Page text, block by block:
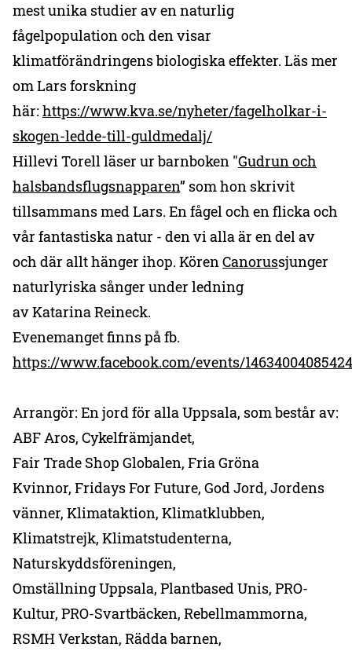
mest unika studier av en naturlig
fågelpopulation och den visar
klimatförändringens biologiska effekter. Läs mer
om Lars forskning
här: https://www.kva.se/nyheter/fagelholkar-i-
skogen-ledde-till-guldmedalj/
Hillevi Torell läser ur barnboken "Gudrun och
halsbandsflugsnapparen” som hon skrivit
tillsammans med Lars. En fågel och en flicka och
vår fantastiska natur - den vi alla är en del av
och där allt hänger ihop. KörenCanorussjunger
naturlyriska sånger under ledning
av Katarina Reineck.
Evenemanget finns på fb.
https://www.facebook.com/events/
Arrangör: En jord för alla Uppsala, som består av:
ABF Aros, Cykelfrämjandet,
Fair Trade Shop Globalen, Fria Gröna
Kvinnor, Fridays For Future, God Jord, Jordens
vänner, Klimataktion, Klimatklubben,
Klimatstrejk, Klimatstudenterna,
Naturskyddsföreningen,
Omställning Uppsala, Plantbased Unis, PRO-
Kultur, PRO-Svartbäcken, Rebellmammorna,
RSMH Verkstan, Rädda barnen,